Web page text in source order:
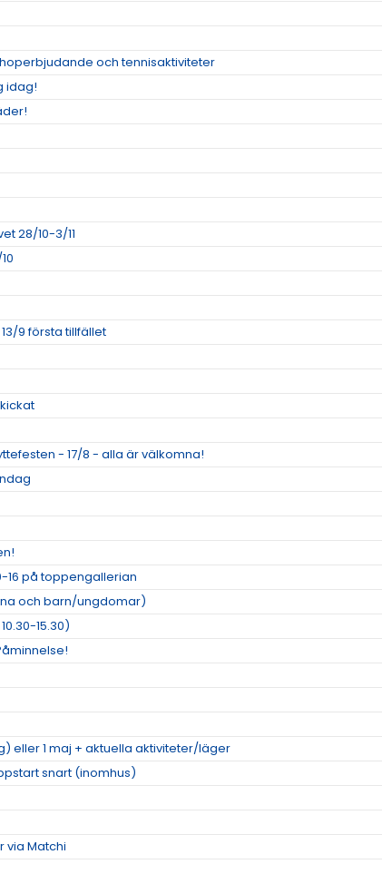
och tennisaktiviteter
idag!
28/10-3/11
9 första tillfället
- 17/8 - alla är välkomna!
16 på toppengallerian
och barn/ungdomar)
15.30)
eller 1 maj + aktuella aktiviteter/läger
snart (inomhus)
via Matchi